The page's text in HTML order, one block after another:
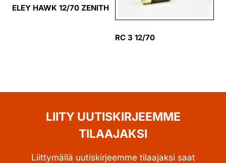
ELEY HAWK 12/70 ZENITH
RC 3 12/70
LIITY UUTISKIRJEEMME
TILAAJAKSI
Liittymällä uutiskirjeemme tilaajaksi saat